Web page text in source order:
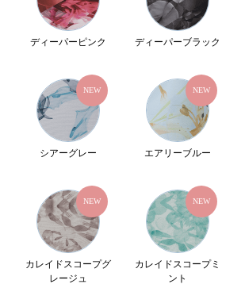
ディーパーピンク ディーパーブラック
NEW
シアーグレー
NEW
エアリーブルー
NEW
カレイドスコープグ
レージュ
NEW
カレイドスコープミ
ント